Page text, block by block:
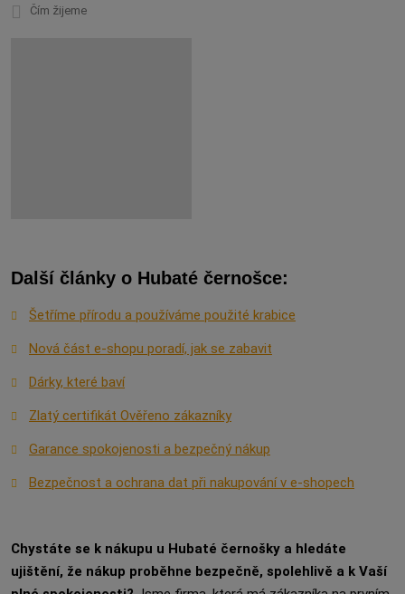
Čím žijeme
Další články o Hubaté černošce:
Šetříme přírodu a používáme použité krabice
Nová část e-shopu poradí, jak se zabavit
Dárky, které baví
Zlatý certifikát Ověřeno zákazníky
Garance spokojenosti a bezpečný nákup
Bezpečnost a ochrana dat při nakupování v e-shopech
Chystáte se k nákupu u Hubaté černošky a hledáte
ujištění, že nákup proběhne bezpečně, spolehlivě a k Vaší